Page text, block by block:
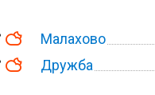
Малахово
Дружба